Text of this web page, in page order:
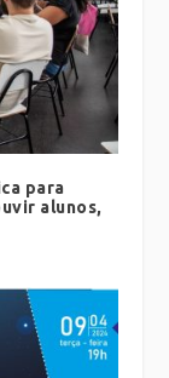
para
alunos,